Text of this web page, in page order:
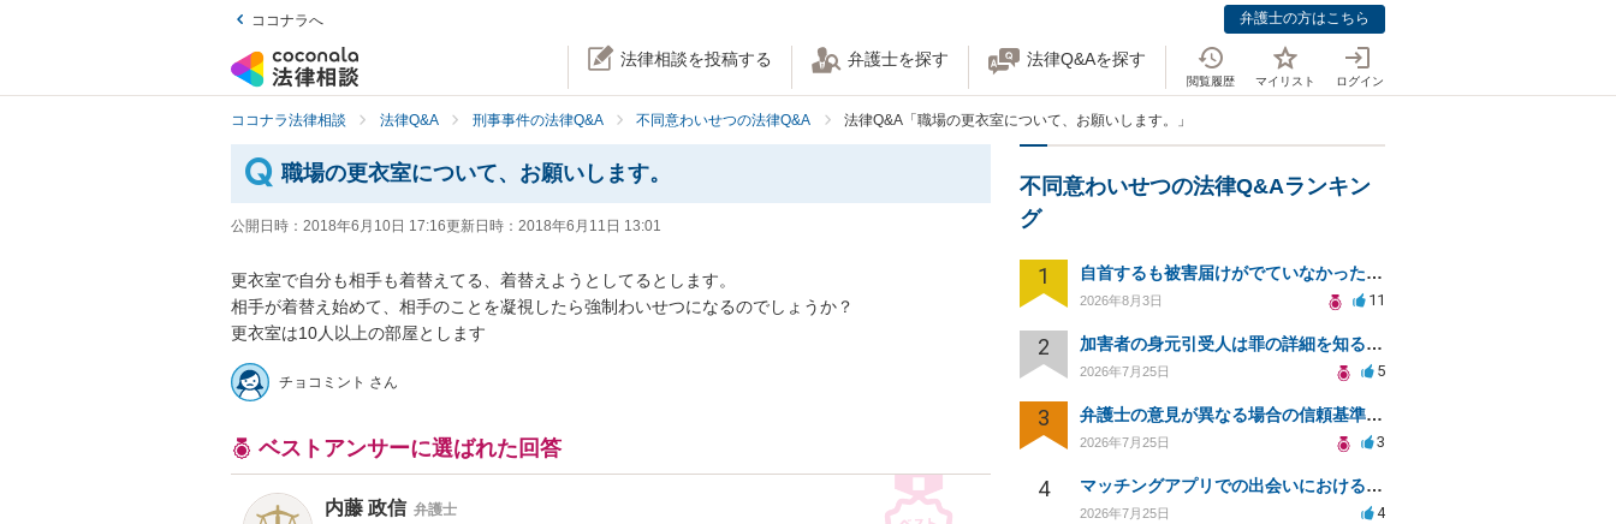
ココナラへ 弁護士の方はこちら
法律相談を投稿する 弁護士を探す 法律Q&Aを探す
閲覧履歴 マイリスト ログイン
ココナラ法律相談 法律Q&A 刑事事件の法律Q&A 不同意わいせつの法律Q&A 法律Q&A「職場の更衣室について、お願いします。」
職場の更衣室について、お願いします。
公開日時： 2018年6月10日 17:16更新日時： 2018年6月11日 13:01
更衣室で自分も相手も着替えてる、着替えようとしてるとします。
相手が着替え始めて、相手のことを凝視したら強制わいせつになるのでしょうか？
チョコミント さん
ベストアンサーに選ばれた回答
内藤 政信 弁護士
不同意わいせつの法律Q&Aランキン
グ
1 自首するも被害届けがでていなかった場合
2026年8月3日 11
2 加害者の身元引受人は罪の詳細を知ることができるか？
2026年7月25日 5
3 弁護士の意見が異なる場合の信頼基準について教えてください
2026年7月25日 3
4 マッチングアプリでの出会いにおける同意の証明方法は？
2026年7月25日 4